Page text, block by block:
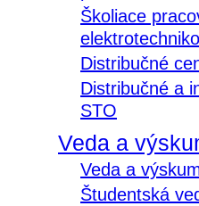
Školiace
Distribučné
Distribučné a
STO
Veda a
Veda a
Študentská